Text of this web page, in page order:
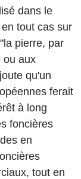
dans le
tout cas sur
pierre, par
ou aux
qu'un
ferait
à long
foncières
en
tout en